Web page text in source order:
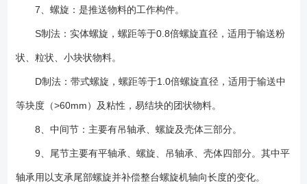
7、螺旋：是推送物料的工作构件。
S制法：实体螺旋，螺距等于0.8倍螺旋直径，适用于输送粉
状、粒状、小块状物料。
D制法：带式螺旋，螺距等于1.0倍螺旋直径，适用于输送中
等块度（>60mm）及粘性，易结块的团状物料。
8、中间节：主要有吊轴承、螺旋及壳体三部分。
9、尾节主要有平轴承、螺旋、吊轴承、壳体四部分。其中平
轴承用以支承尾部螺旋并补偿整台螺旋机轴向长度的变化。